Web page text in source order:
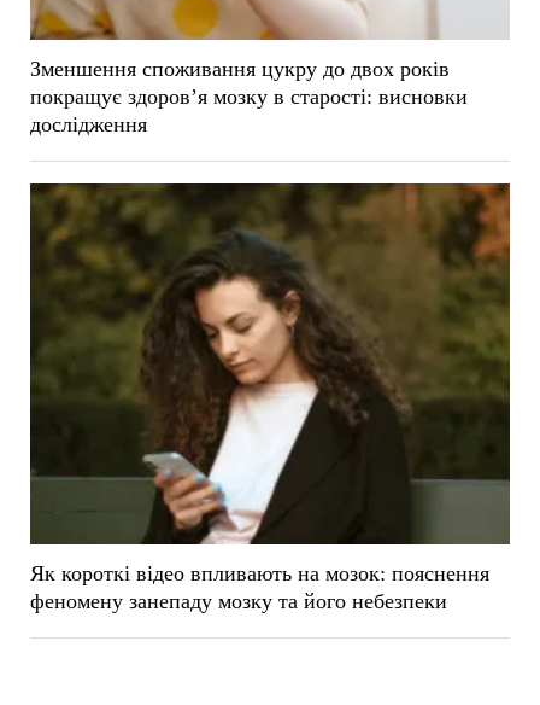
Зменшення споживання цукру до двох років
покращує здоров’я мозку в старості: висновки
дослідження
Як короткі відео впливають на мозок: пояснення
феномену занепаду мозку та його небезпеки